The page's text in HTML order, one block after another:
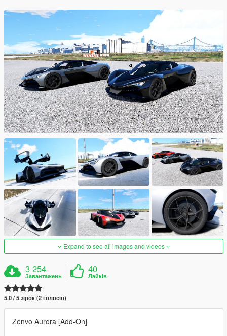
Expand to see all images and videos
3 254
Завантажень
40
Лайків
5.0 / 5 зірок (2 голосів)
Zenvo Aurora [Add-On]